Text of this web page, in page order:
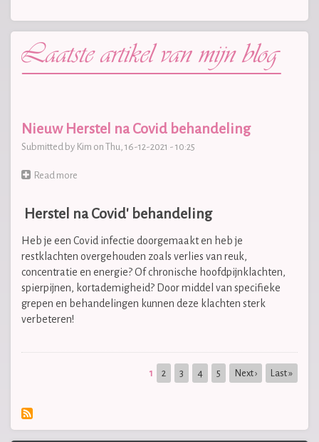
Nieuw Herstel na Covid behandeling
Submitted by Kim on Thu, 16-12-2021 - 10:25
Read more
na
Covid
behandeling
Herstel na Covid' behandeling
Heb je een Covid infectie doorgemaakt en heb je
restklachten overgehouden zoals verlies van reuk,
concentratie en energie? Of chronische hoofdpijnklachten,
spierpijnen, kortademigheid? Door middel van specifieke
grepen en behandelingen kunnen deze klachten sterk
verbeteren!
Current
1 Page
2 Page
3 Page
4 Page
5
Next
Next ›
Last
Last »